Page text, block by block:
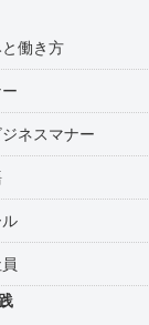
働き方
ネスマナー